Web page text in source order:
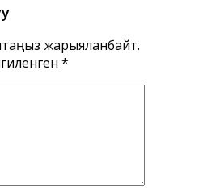
жарыяланбайт.
*